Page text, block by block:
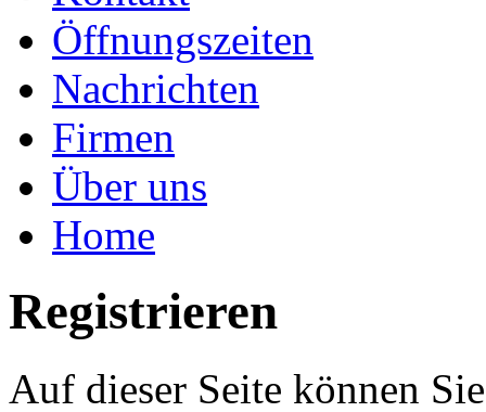
Öffnungszeiten
Nachrichten
Firmen
Über uns
Home
Registrieren
Auf dieser Seite können